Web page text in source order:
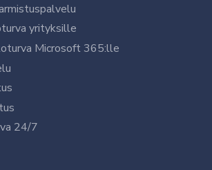
yrityksille
Microsoft 365:lle
24/7